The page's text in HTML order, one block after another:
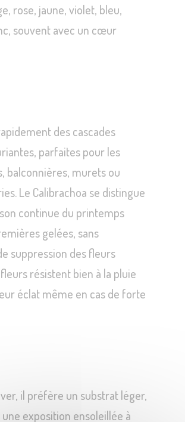
rose, jaune, violet, bleu,
souvent avec un cœur
des cascades
parfaites pour les
balconnières, murets ou
Le Calibrachoa se distingue
continue du printemps
gelées, sans
suppression des fleurs
résistent bien à la pluie
éclat même en cas de forte
il préfère un substrat léger,
exposition ensoleillée à